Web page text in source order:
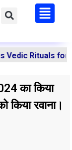
for the
का किया
किया रवाना।